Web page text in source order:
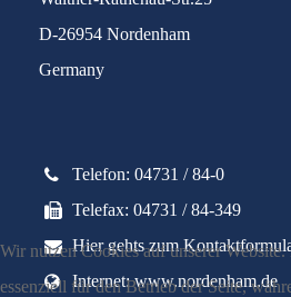
D-26954 Nordenham
Germany
Telefon: 04731 / 84-0
Telefax: 04731 / 84-349
Hier gehts zum
Internet: www.nordenham.de
Wir nutzen Cookies auf unserer
essenziell für den Betrieb der Seite,